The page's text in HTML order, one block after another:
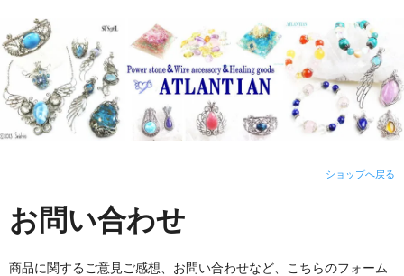
ショップへ戻る
お問い合わせ
商品に関するご意見ご感想、お問い合わせなど、こちらのフォーム